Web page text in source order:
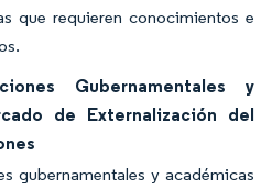
que requieren conocimientos e
Gubernamentales y
de Externalización del
gubernamentales y académicas